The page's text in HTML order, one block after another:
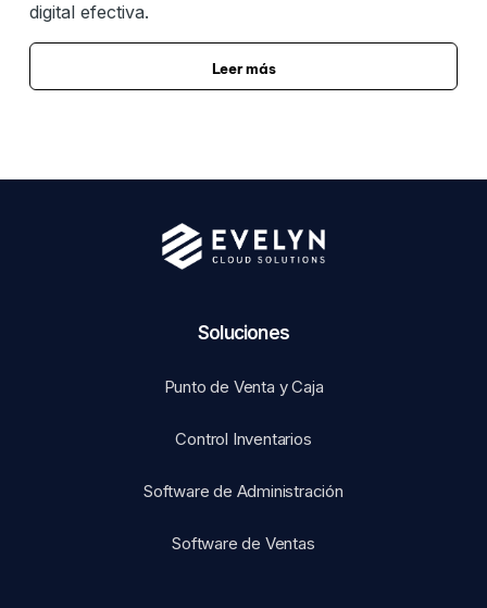
digital efectiva.
Leer más
Soluciones​
Punto de Venta y Caja
Control Inventarios
Software de Administración
Software de Ventas